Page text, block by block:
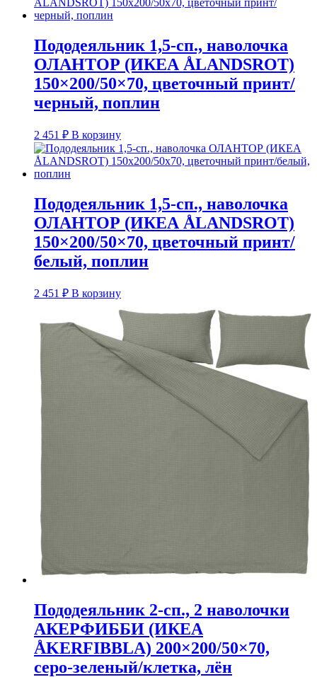
Пододеяльник 1,5-сп., наволочка
ОЛАНТОР (ИКЕА ÅLANDSROT)
150×200/50×70, цветочный принт/
черный, поплин
2 451 ₽ В корзину
Пододеяльник 1,5-сп., наволочка
ОЛАНТОР (ИКЕА ÅLANDSROT)
150×200/50×70, цветочный принт/
белый, поплин
2 451 ₽ В корзину
Пододеяльник 2-сп., 2 наволочки
АКЕРФИББИ (ИКЕА
ÅKERFIBBLA) 200×200/50×70,
серо-зеленый/клетка, лён